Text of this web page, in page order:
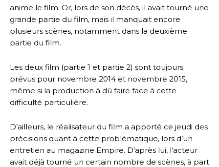
anime le film. Or, lors de son décès, il avait tourné une
grande partie du film, mais il manquait encore
plusieurs scènes, notamment dans la deuxième
partie du film.
Les deux film (partie 1 et partie 2) sont toujours
prévus pour novembre 2014 et novembre 2015,
même si la production à dû faire face à cette
difficulté particulière.
D’ailleurs, le réalisateur du film a apporté ce jeudi des
précisions quant à cette problématique, lors d’un
entretien au magazine Empire. D’après lui, l’acteur
avait déjà tourné un certain nombre de scènes, à part